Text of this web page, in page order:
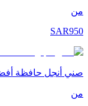
من
SAR950
صني أنجل حافظة
من